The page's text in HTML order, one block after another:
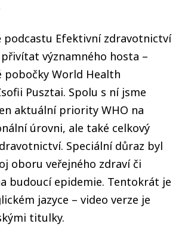
podcastu Efektivní zdravotnictví
významného hosta –
pobočky World Health
Pusztai. Spolu s ní jsme
aktuální priority WHO na
úrovni, ale také celkový
Speciální důraz byl
oboru veřejného zdraví či
budoucí epidemie. Tentokrát je
jazyce – video verze je
titulky.